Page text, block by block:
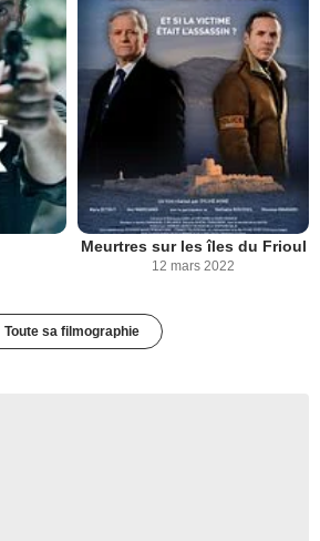
Meurtres sur les îles du Frioul
12 mars 2022
Toute sa filmographie